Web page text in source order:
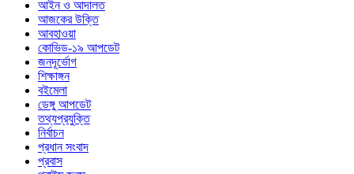
আইন ও আদালত
আজকের উক্তি
আবহাওয়া
কোভিড-১৯ আপডেট
জনদূর্ভোগ
শিক্ষাঙ্গন
বইমেলা
ডেঙ্গু আপডেট
তথ্যপ্রযুক্তি
নির্বাচন
প্রধান সংবাদ
প্রবাস